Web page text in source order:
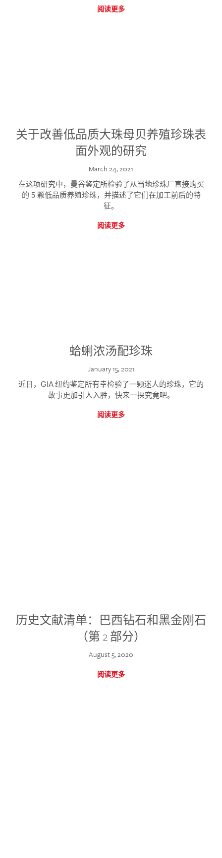
阅读更多
关于改善低品质大珠母贝养殖珍珠表
面外观的研究
March 24, 2021
在这项研究中，曼谷鉴定所检验了从当地珍珠厂直接购买
的 5 颗低品质养殖珍珠，并描述了它们在加工前后的特
征。
阅读更多
蛤蜊浓汤配珍珠
January 15, 2021
近日，GIA 纽约鉴定所有幸检验了一颗迷人的珍珠，它的
故事更加引人入胜，快来一探究竟吧。
阅读更多
历史文献清单：巴西钻石和黑金刚石
（第 2 部分）
August 5, 2020
阅读更多